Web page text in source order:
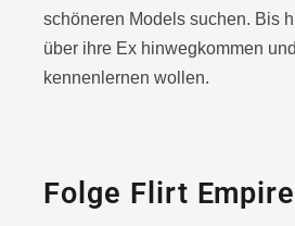
schöneren Models suchen. Bis
über ihre Ex hinwegkommen
kennenlernen wollen.
Folge Flirt Empire